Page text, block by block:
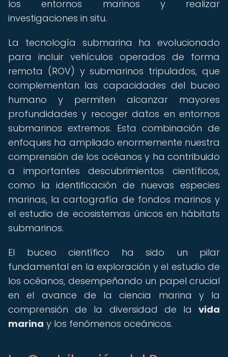
los entornos marinos y realizar
investigaciones in situ.
La tecnología submarina ha evolucionado
para incluir vehículos operados de forma
remota (ROV) y submarinos tripulados, que
complementan las capacidades del buceo
humano y permiten alcanzar mayores
profundidades y recoger datos en entornos
submarinos extremos. Esta combinación de
enfoques ha ampliado enormemente nuestra
comprensión de los océanos y ha contribuido
a importantes descubrimientos científicos,
como la identificación de nuevas especies
marinas, la cartografía de fondos marinos y
el estudio de ecosistemas únicos en hábitats
submarinos.
El buceo científico ha sido un pilar
fundamental en la exploración y el estudio de
los océanos, desempeñando un papel crucial
en el avance de la ciencia marina y la
comprensión de la diversidad de la vida
marina y los fenómenos oceánicos.